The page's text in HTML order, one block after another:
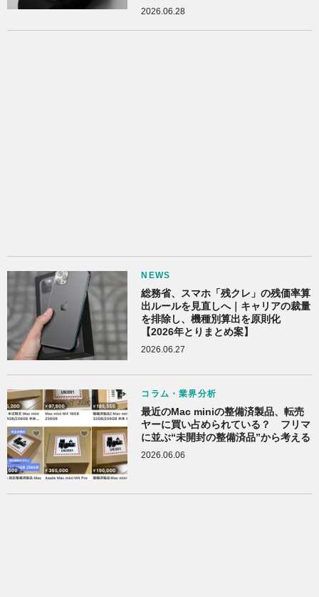
2026.06.28
NEWS
総務省、スマホ「残クレ」の残価率算
出ルールを見直しへ｜キャリアの裁量
を排除し、機種別算出を原則化
【2026年とりまとめ案】
2026.06.27
コラム・業界分析
最近のMac miniの整備済製品、転売
ヤーに買い占められている？ フリマ
に並ぶ“未開封の整備済品”から考える
2026.06.06